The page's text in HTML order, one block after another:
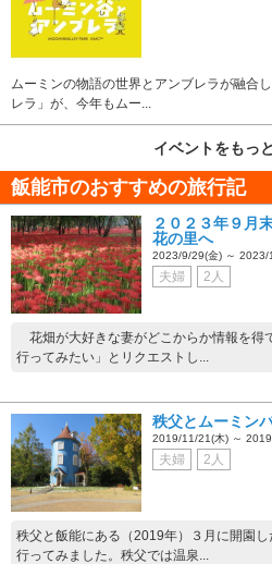
ムーミンの物語の世界とアンブレラが融合
レラ」が、今年もムー...
イベントをもっ
飯能市のおすすめの旅行記
２０２３年９月
花の里へ
2023/9/29(金) ～ 2023/
夫婦 2人
花畑が大好きな妻がどこからか情報を得
行ってみたい」とリクエストし...
秩父とムーミン
2019/11/21(木) ～
夫婦 2人
秩父と飯能にある（2019年）３月に開園
行ってみました。秩父では温泉...